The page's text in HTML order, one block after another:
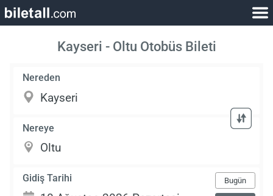
Kayseri - Oltu Otobüs Bileti
Nereden
Nereye
Gidiş Tarihi Bugün